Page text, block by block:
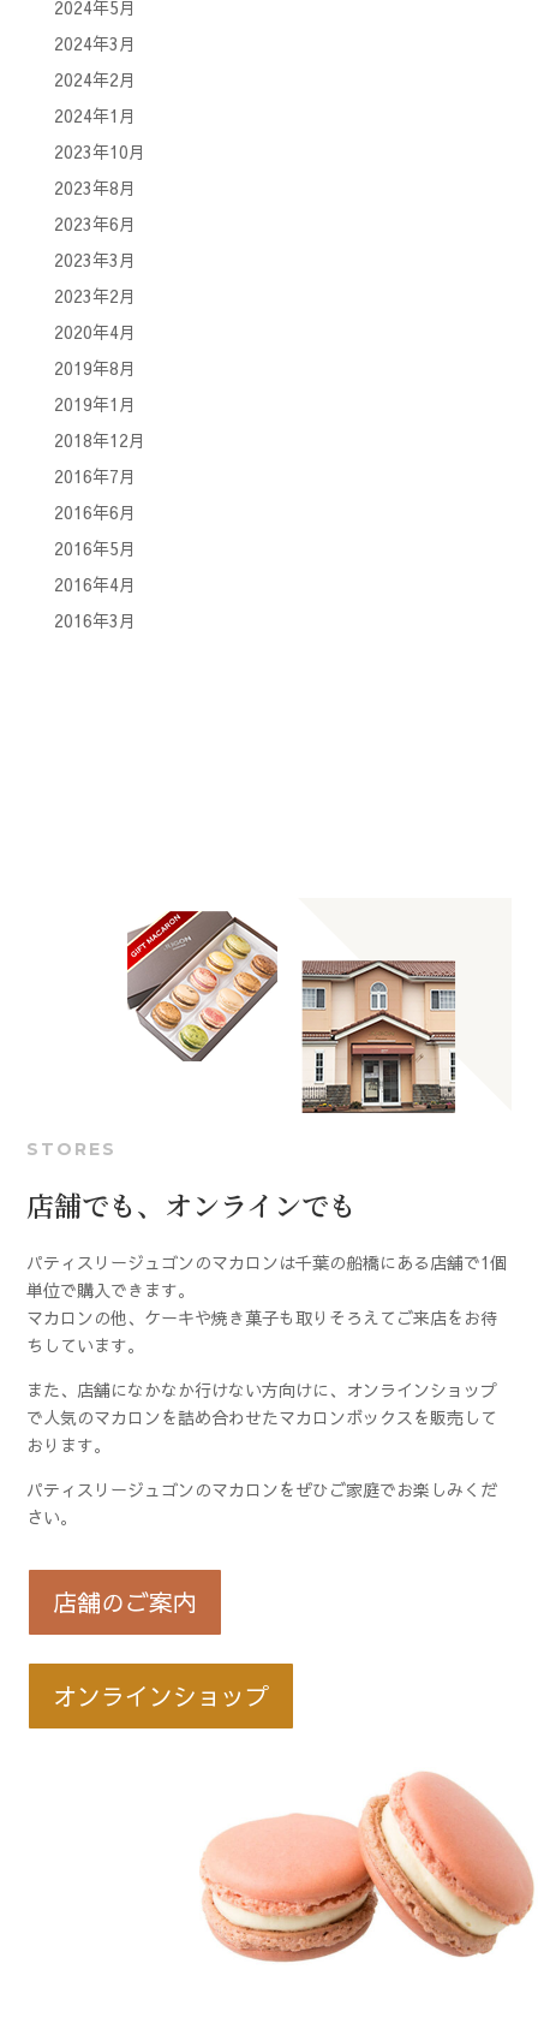
2024年5月
2024年3月
2024年2月
2024年1月
2023年10月
2023年8月
2023年6月
2023年3月
2023年2月
2020年4月
2019年8月
2019年1月
2018年12月
2016年7月
2016年6月
2016年5月
2016年4月
2016年3月
STORES
店舗でも、オンラインでも
パティスリージュゴンのマカロンは千葉の船橋にある店舗で1個
単位で購入できます。
マカロンの他、ケーキや焼き菓子も取りそろえてご来店をお待
ちしています。
また、店舗になかなか行けない方向けに、オンラインショップ
で人気のマカロンを詰め合わせたマカロンボックスを販売して
おります。
パティスリージュゴンのマカロンをぜひご家庭でお楽しみくだ
さい。
店舗のご案内
オンラインショップ